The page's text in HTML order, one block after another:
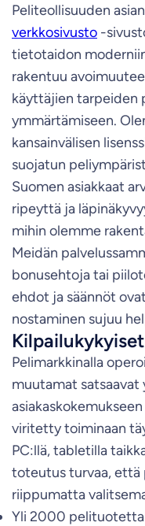
Peliteollisuuden
verkkosivusto -
tietotaidon
rakentuu
käyttäjien tarpeiden
ymmärtämiseen.
kansainvälisen
suojatun
Suomen asiakkaat
ripeyttä ja
mihin olemme
Meidän
bonusehtoja tai
ehdot ja säännöt
nostaminen sujuu
Pelimarkkinalla
muutamat satsaavat
viritetty toiminaan
PC:llä, tabletilla
toteutus turvaa, että
riippumatta
Yli 2000 pelituotetta